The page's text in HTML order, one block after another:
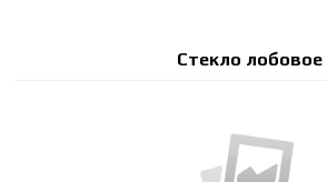
Стекло лобовое